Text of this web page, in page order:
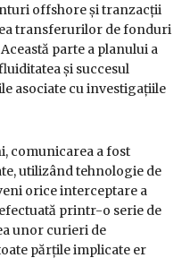
offshore și tranzacții
transferurilor de fonduri
parte a planului a
și succesul
asociate cu investigațiile
comunicarea a fost
utilizând tehnologie de
orice interceptare a
printr-o serie de
unor curieri de
părțile implicate er